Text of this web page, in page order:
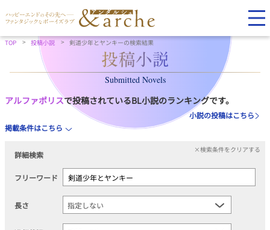
TOP 投稿小説 剣道少年とヤンキーの検索結果
Submitted Novels
アルファポリスで投稿されているBL小説のランキングです。
小説の投稿はこちら
掲載条件はこちら
詳細検索
×検索条件をクリアする
フリーワード
長さ